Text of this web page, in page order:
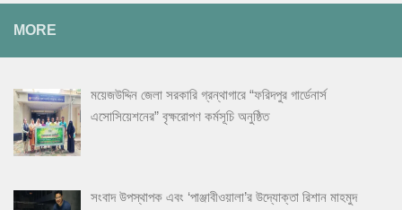
MORE
ময়েজউদ্দিন জেলা সরকারি গ্রন্থাগারে “ফরিদপুর গার্ডেনার্স
এসোসিয়েশনের” বৃক্ষরোপণ কর্মসূচি অনুষ্ঠিত
সংবাদ উপস্থাপক এবং ‘পাঞ্জাবীওয়ালা’র উদ্যোক্তা রিশান মাহমুদ